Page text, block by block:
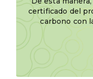
certificado del
carbono con